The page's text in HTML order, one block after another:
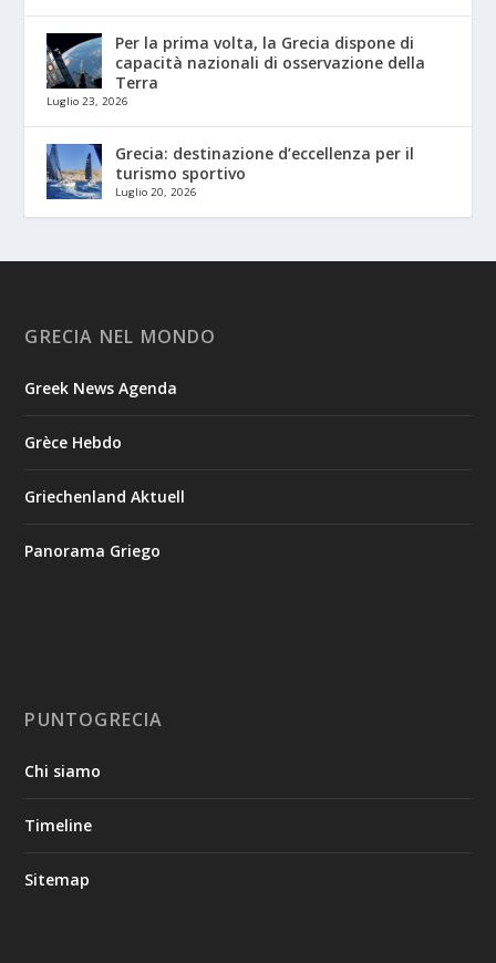
Per la prima volta, la Grecia dispone di
capacità nazionali di osservazione della
Terra
Luglio 23, 2026
Grecia: destinazione d’eccellenza per il
turismo sportivo
Luglio 20, 2026
GRECIA NEL MONDO
Greek News Agenda
Grèce Hebdo
Griechenland Aktuell
Panorama Griego
PUNTOGRECIA
Chi siamo
Timeline
Sitemap